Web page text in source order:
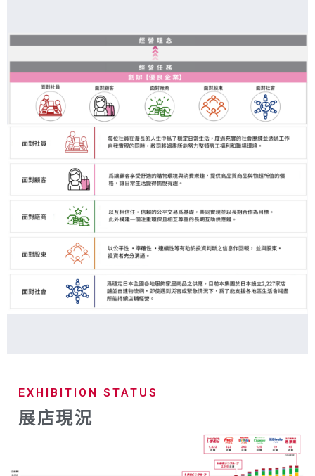
EXHIBITION STATUS
展店現況